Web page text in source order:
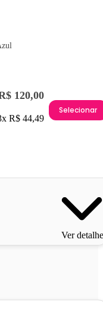
120,00
R$ 44,49
Selecionar
Ver